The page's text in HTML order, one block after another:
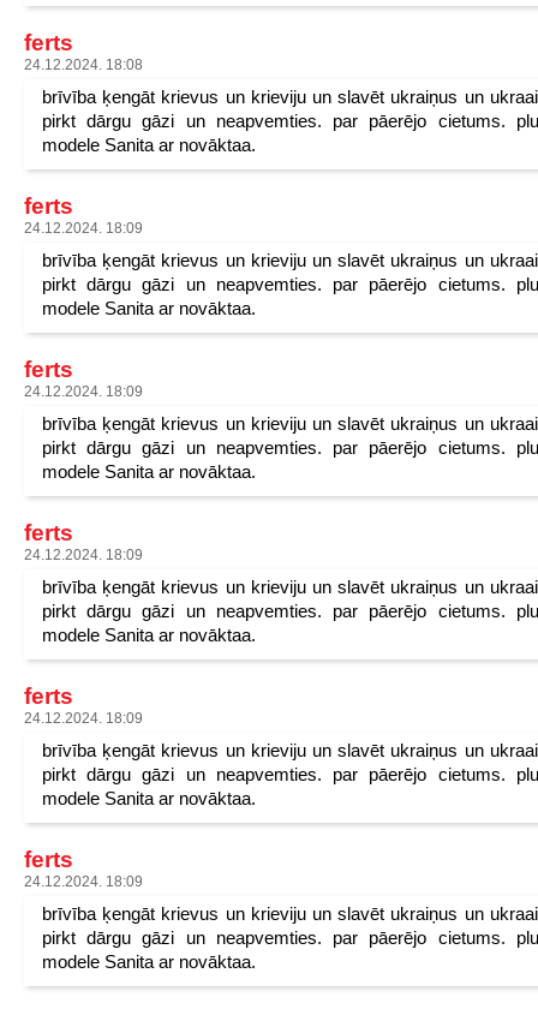
ferts
24.12.2024. 18:08
brīvība ķengāt krievus un krieviju un slavēt ukraiņus un
pirkt dārgu gāzi un neapvemties. par pāerējo cietums.
modele Sanita ar novāktaa.
ferts
24.12.2024. 18:09
brīvība ķengāt krievus un krieviju un slavēt ukraiņus un
pirkt dārgu gāzi un neapvemties. par pāerējo cietums.
modele Sanita ar novāktaa.
ferts
24.12.2024. 18:09
brīvība ķengāt krievus un krieviju un slavēt ukraiņus un
pirkt dārgu gāzi un neapvemties. par pāerējo cietums.
modele Sanita ar novāktaa.
ferts
24.12.2024. 18:09
brīvība ķengāt krievus un krieviju un slavēt ukraiņus un
pirkt dārgu gāzi un neapvemties. par pāerējo cietums.
modele Sanita ar novāktaa.
ferts
24.12.2024. 18:09
brīvība ķengāt krievus un krieviju un slavēt ukraiņus un
pirkt dārgu gāzi un neapvemties. par pāerējo cietums.
modele Sanita ar novāktaa.
ferts
24.12.2024. 18:09
brīvība ķengāt krievus un krieviju un slavēt ukraiņus un
pirkt dārgu gāzi un neapvemties. par pāerējo cietums.
modele Sanita ar novāktaa.